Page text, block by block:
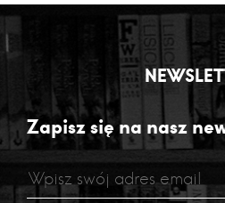
Zapisz się na nasz